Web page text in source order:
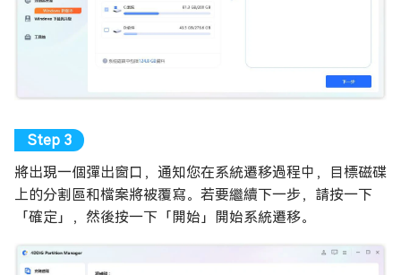
將出現一個彈出窗口，通知您在系統遷移過程中，目標磁碟
上的分割區和檔案將被覆寫。若要繼續下一步，請按一下
「確定」，然後按一下「開始」開始系統遷移。